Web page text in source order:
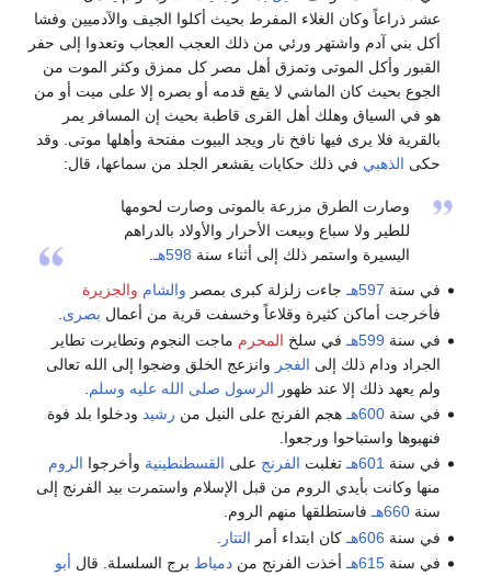
عشر ذراعاً وكان الغلاء المفرط بحيث أكلوا الجيف والآدميين وفشا
أكل بني آدم واشتهر ورئي من ذلك العجب العجاب وتعدوا إلى حفر
القبور وأكل الموتى وتمزق أهل مصر كل ممزق وكثر الموت من
الجوع بحيث كان الماشي لا يقع قدمه أو بصره إلا على ميت أو من
هو في السياق وهلك أهل القرى قاطبة بحيث إن المسافر يمر
بالقرية فلا يرى فيها نافخ نار ويجد البيوت مفتحة وأهلها موتى. وقد
حكى الذهبي في ذلك حكايات يقشعر الجلد من سماعها، قال:
وصارت الطرق مزرعة بالموتى وصارت لحومها
للطير ولا سباع وبيعت الأحرار والأولاد بالدراهم
اليسيرة واستمر ذلك إلى أثناء سنة 598هـ
في سنة 597هـ جاءت زلزلة كبرى بمصر والشام والجزيرة
فأخرجت أماكن كثيرة وقلاعاً وخسفت قرية من أعمال بصرى
في سنة 599هـ في سلخ المحرم ماجت النجوم وتطايرت تطاير
الجراد ودام ذلك إلى الفجر وانزعج الخلق وضجوا إلى الله تعالى
ولم يعهد ذلك إلا عند ظهور الرسول صلى الله عليه وسلم
في سنة600هـ هجم الفرنج على النيل من رشيد ودخلوا بلد فوة
فنهبوها واستباحوا ورجعوا.
في سنة 601هـ تغلبت الفرنج على القسطنطينية وأخرجوا الروم
منها وكانت بأيدي الروم من قبل الإسلام واستمرت بيد الفرنج إلى
سنة660هـ
فاستطلقها منهم الروم.
في سنة 606هـ كان ابتداء أمر التتار
في سنة615هـ أخذت الفرنج مندمياط برج السلسلة. قال أبو